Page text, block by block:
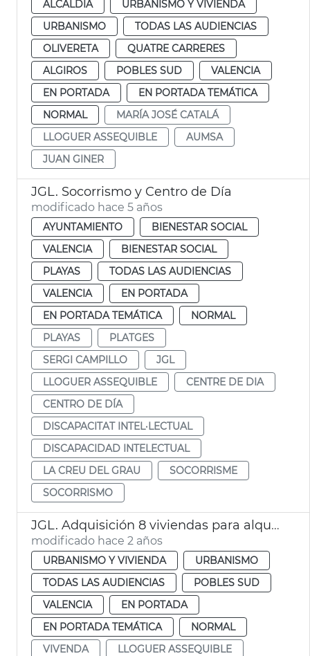
ALCALDÍA
URBANISMO Y VIVIENDA
URBANISMO
TODAS LAS AUDIENCIAS
OLIVERETA
QUATRE CARRERES
ALGIROS
POBLES SUD
VALENCIA
EN PORTADA
EN PORTADA TEMÁTICA
NORMAL
MARÍA JOSÉ CATALÁ
LLOGUER ASSEQUIBLE
AUMSA
JUAN GINER
JGL. Socorrismo y Centro de Día
modificado hace 5 años
AYUNTAMIENTO
BIENESTAR SOCIAL
VALENCIA
BIENESTAR SOCIAL
PLAYAS
TODAS LAS AUDIENCIAS
VALENCIA
EN PORTADA
EN PORTADA TEMÁTICA
NORMAL
PLAYAS
PLATGES
SERGI CAMPILLO
JGL
LLOGUER ASSEQUIBLE
CENTRE DE DIA
CENTRO DE DÍA
DISCAPACITAT INTEL·LECTUAL
DISCAPACIDAD INTELECTUAL
LA CREU DEL GRAU
SOCORRISME
SOCORRISMO
JGL. Adquisición 8 viviendas para alquiler
modificado hace 2 años
URBANISMO Y VIVIENDA
URBANISMO
TODAS LAS AUDIENCIAS
POBLES SUD
VALENCIA
EN PORTADA
EN PORTADA TEMÁTICA
NORMAL
VIVENDA
LLOGUER ASSEQUIBLE